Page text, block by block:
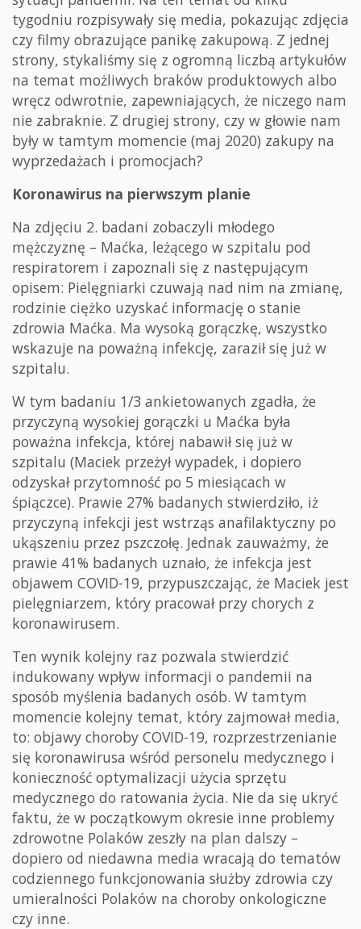
tygodniu rozpisywały się media, pokazując zdjęcia
czy filmy obrazujące panikę zakupową. Z jednej
strony, stykaliśmy się z ogromną liczbą artykułów
na temat możliwych braków produktowych albo
wręcz odwrotnie, zapewniających, że niczego nam
nie zabraknie. Z drugiej strony, czy w głowie nam
były w tamtym momencie (maj 2020) zakupy na
wyprzedażach i promocjach?
Koronawirus na pierwszym planie
Na zdjęciu 2. badani zobaczyli młodego
mężczyznę – Maćka, leżącego w szpitalu pod
respiratorem i zapoznali się z następującym
opisem: Pielęgniarki czuwają nad nim na zmianę,
rodzinie ciężko uzyskać informację o stanie
zdrowia Maćka. Ma wysoką gorączkę, wszystko
wskazuje na poważną infekcję, zaraził się już w
szpitalu.
W tym badaniu 1/3 ankietowanych zgadła, że
przyczyną wysokiej gorączki u Maćka była
poważna infekcja, której nabawił się już w
szpitalu (Maciek przeżył wypadek, i dopiero
odzyskał przytomność po 5 miesiącach w
śpiączce). Prawie 27% badanych stwierdziło, iż
przyczyną infekcji jest wstrząs anafilaktyczny po
ukąszeniu przez pszczołę. Jednak zauważmy, że
prawie 41% badanych uznało, że infekcja jest
objawem COVID-19, przypuszczając, że Maciek jest
pielęgniarzem, który pracował przy chorych z
koronawirusem.
Ten wynik kolejny raz pozwala stwierdzić
indukowany wpływ informacji o pandemii na
sposób myślenia badanych osób. W tamtym
momencie kolejny temat, który zajmował media,
to: objawy choroby COVID-19, rozprzestrzenianie
się koronawirusa wśród personelu medycznego i
konieczność optymalizacji użycia sprzętu
medycznego do ratowania życia. Nie da się ukryć
faktu, że w początkowym okresie inne problemy
zdrowotne Polaków zeszły na plan dalszy –
dopiero od niedawna media wracają do tematów
codziennego funkcjonowania służby zdrowia czy
umieralności Polaków na choroby onkologiczne
czy inne.